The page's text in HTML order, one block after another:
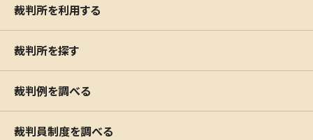
裁判所を利用する
裁判所を探す
裁判例を調べる
裁判員制度を調べる